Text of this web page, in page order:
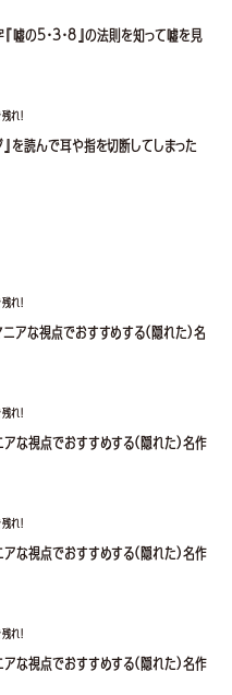
嘘の5・3・8』の法則を知って嘘を見
れ！
を読んで耳や指を切断してしまった
れ！
ニアな視点でおすすめする(隠れた)名
れ！
アな視点でおすすめする(隠れた)名作
れ！
アな視点でおすすめする(隠れた)名作
れ！
アな視点でおすすめする(隠れた)名作